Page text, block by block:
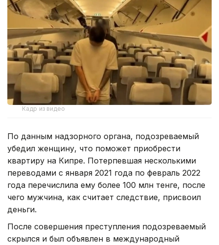
Кадр из видео
По данным надзорного органа, подозреваемый
убедил женщину, что поможет приобрести
квартиру на Кипре. Потерпевшая несколькими
переводами с января 2021 года по февраль 2022
года перечислила ему более 100 млн тенге, после
чего мужчина, как считает следствие, присвоил
деньги.
После совершения преступления подозреваемый
скрылся и был объявлен в международный